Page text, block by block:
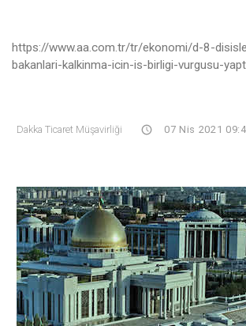
https://www.aa.com.tr/tr/ekonomi/d-8-
bakanlari-kalkinma-icin-is-birligi-vurgusu-
Dakka Ticaret Müşavirliği 07 Nis 2021